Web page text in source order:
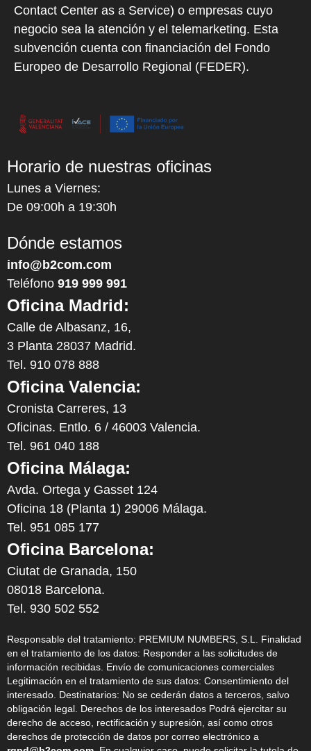
Contact Center as a Service) o empresas cuyo
negocio sea la atención y el telemarketing. Esta
subvención cuenta con financiación del Fondo
Europeo de Desarrollo Regional (FEDER).
Horario de nuestras oficinas
Lunes a Viernes:
De 09:00h a 19:30h
Dónde estamos
info@b2com.com
Teléfono 919 999 991
Oficina Madrid:
Calle de Albasanz, 16,
3 Planta 28037 Madrid.
Tel. 910 078 888
Oficina Valencia:
Cronista Carreres, 13
Oficinas. Entlo. 6 / 46003 Valencia.
Tel. 961 040 188
Oficina Málaga:
Avda. Ortega y Gasset 124
Oficina 18 (Planta 1) 29006 Málaga.
Tel. 951 085 177
Oficina Barcelona:
Ciutat de Granada, 150
08018 Barcelona.
Tel. 930 502 552
Responsable del tratamiento: PREMIUM NUMBERS, S.L. Finalidad
en el tratamiento de los datos: Responder a las solicitudes de
información recibidas. Envío de comunicaciones comerciales
Legitimación en el tratamiento de sus datos: Consentimiento del
interesado. Destinatarios: No se cederán datos a terceros, salvo
obligación legal. Derechos de los interesados Podrá ejercitar su
derecho de acceso, rectificación y supresión, así como otros
derechos de protección de datos por correo electrónico a